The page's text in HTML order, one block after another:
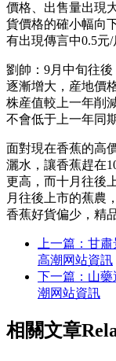
價格、出售量出現
貨價格的確小幅向
有出現傳言中0.5元/
劉帥：9月中旬往
逐漸增大，産地價
株産值較上一年削
不會低于上一年同期
面對現在香蕉的高
灑水，讓香蕉趕在
更高，而十月往後
月往後上市的蕉農
香蕉好貨偏少，精
上一篇：甘
高潮网站資訊
下一篇：山
潮网站資訊
相關文章